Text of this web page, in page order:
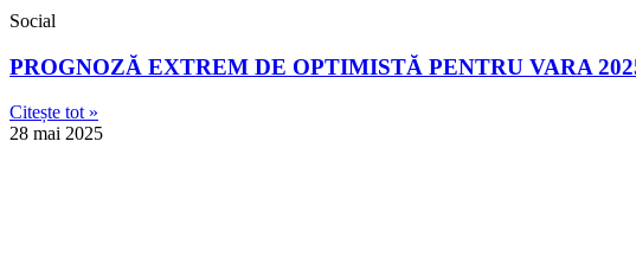
Social
PROGNOZĂ EXTREM DE OPTIMISTĂ PENTRU VARA
Citește tot »
28 mai 2025